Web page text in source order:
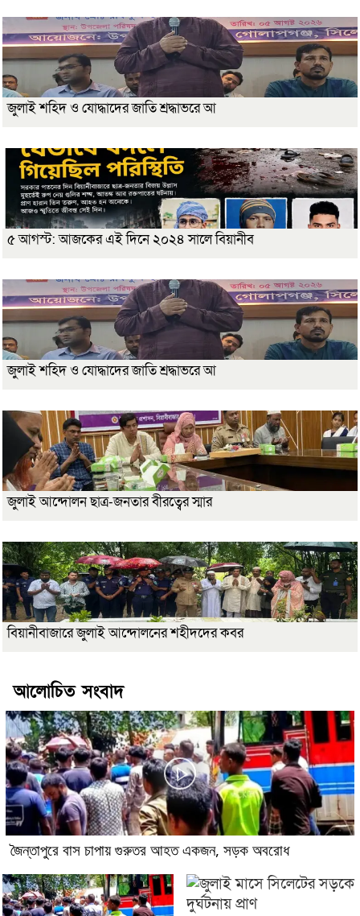
জুলাই শহিদ ও যোদ্ধাদের জাতি শ্রদ্ধাভরে আ
৫ আগস্ট: আজকের এই দিনে ২০২৪ সালে বিয়ানীব
জুলাই শহিদ ও যোদ্ধাদের জাতি শ্রদ্ধাভরে আ
জুলাই আন্দোলন ছাত্র-জনতার বীরত্বের স্মার
বিয়ানীবাজারে জুলাই আন্দোলনের শহীদদের কবর
আলোচিত সংবাদ
জৈন্তাপুরে বাস চাপায় গুরুতর আহত একজন, সড়ক অবরোধ